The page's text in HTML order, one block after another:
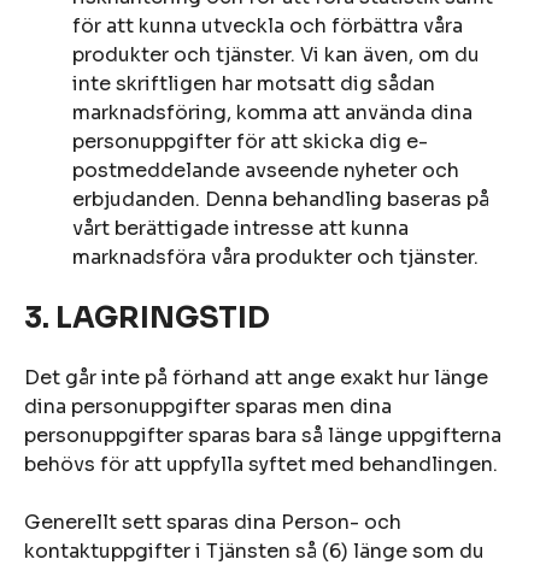
för att kunna utveckla och förbättra våra
produkter och tjänster. Vi kan även, om du
inte skriftligen har motsatt dig sådan
marknadsföring, komma att använda dina
personuppgifter för att skicka dig e-
postmeddelande avseende nyheter och
erbjudanden. Denna behandling baseras på
vårt berättigade intresse att kunna
marknadsföra våra produkter och tjänster.
3. LAGRINGSTID
Det går inte på förhand att ange exakt hur länge
dina personuppgifter sparas men dina
personuppgifter sparas bara så länge uppgifterna
behövs för att uppfylla syftet med behandlingen.
Generellt sett sparas dina Person- och
kontaktuppgifter i Tjänsten så (6) länge som du